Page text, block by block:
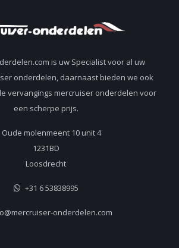
is uw Specialist voor al uw
onderdelen, daarnaast bieden we ook
vervangings mercruiser onderdelen voor
een scherpe prijs.
Oude molenmeent 10 unit 4
1231BD
Loosdrecht
+31 6 53838995
onderdelen.com